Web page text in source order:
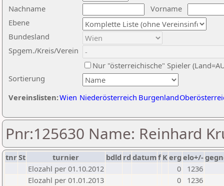
Nachname
Vorname
Ebene
Sortierung
Bundesland
Spgem./Kreis/Verein
Nur "österreichische" Spieler
Vereinslisten:Wien Niederösterreich Burgenland
Pnr:125630 Name: Reinhard
tnrSt turnier bdld rd datumf Kerg elo+/-
Elozahl per 01.10.2012
0
1236
Elozahl per 01.01.2013
0
1236